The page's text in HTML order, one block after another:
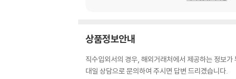
상품정보안내
직수입외서의 경우, 해외거래처에서 제공하는 정보
대일 상담으로 문의하여 주시면 답변 드리겠습니다.